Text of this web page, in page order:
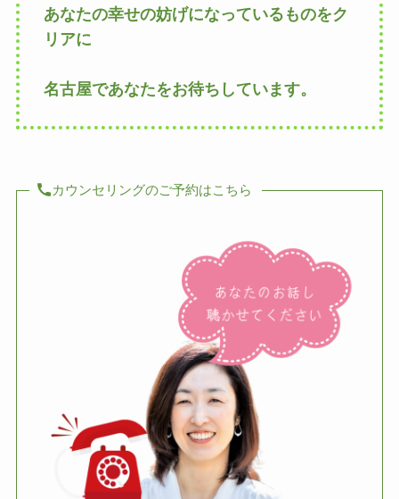
あなたの幸せの妨げになっているものをク
リアに
名古屋であなたをお待ちしています。
カウンセリングのご予約はこちら